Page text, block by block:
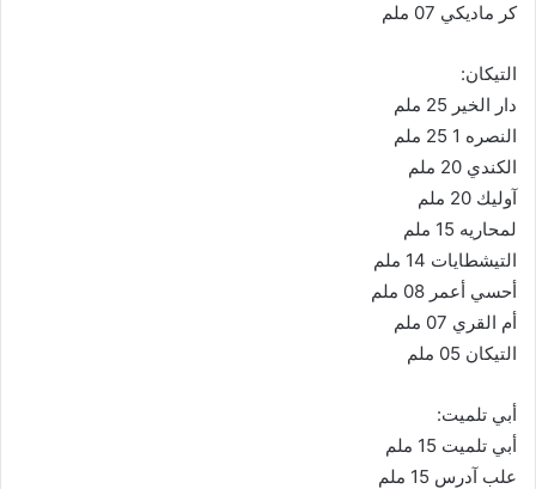
كر ماديكي 07 ملم
التيكان:
دار الخير 25 ملم
النصره 1 25 ملم
الكندي 20 ملم
آوليك 20 ملم
لمحاريه 15 ملم
التيشطايات 14 ملم
أحسي أعمر 08 ملم
أم القري 07 ملم
التيكان 05 ملم
أبي تلميت:
أبي تلميت 15 ملم
علب آدرس 15 ملم